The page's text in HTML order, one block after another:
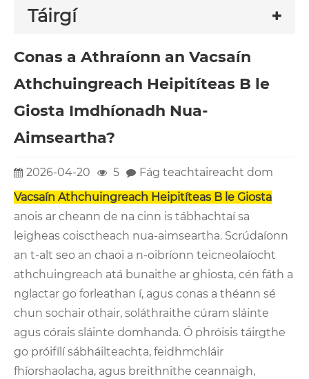
Táirgí
Conas a Athraíonn an Vacsaín
Athchuingreach Heipitíteas B le
Giosta Imdhíonadh Nua-
Aimseartha?
2026-04-20 5
Fág teachtaireacht dom
Vacsaín Athchuingreach Heipitíteas B le Giosta
anois ar cheann de na cinn is tábhachtaí sa
leigheas coisctheach nua-aimseartha. Scrúdaíonn
an t-alt seo an chaoi a n-oibríonn teicneolaíocht
athchuingreach atá bunaithe ar ghiosta, cén fáth a
nglactar go forleathan í, agus conas a théann sé
chun sochair othair, soláthraithe cúram sláinte
agus córais sláinte domhanda. Ó phróisis táirgthe
go próifílí sábháilteachta, feidhmchláir
fhíorshaolacha, agus breithnithe ceannaigh,